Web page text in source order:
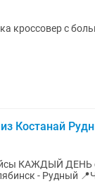
кроссовер с
Костанай
КАЖДЫЙ ДЕНЬ от